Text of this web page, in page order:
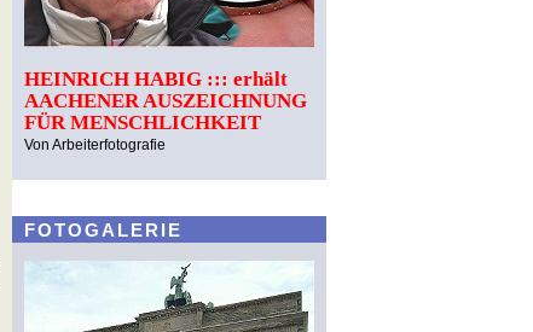
HEINRICH HABIG ::: erhält
AACHENER AUSZEICHNUNG
FÜR MENSCHLICHKEIT
Von Arbeiterfotografie
FOTOGALERIE